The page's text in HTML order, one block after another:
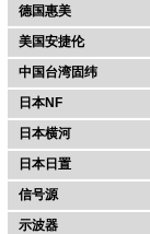
德国惠美
美国安捷伦
中国台湾固纬
日本NF
日本横河
日本日置
信号源
示波器